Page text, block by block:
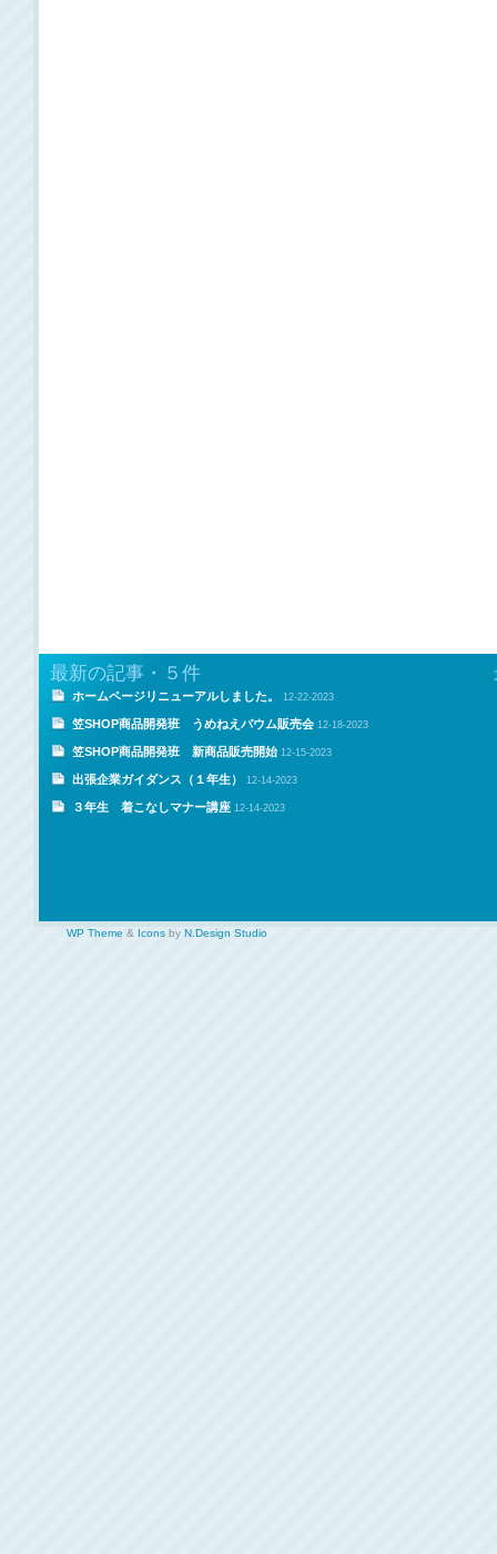
最新の記事・５件
ホームページリニューアルしました。 12-22-2023
笠SHOP商品開発班 うめねえバウム販売会 12-18-2023
笠SHOP商品開発班 新商品販売開始 12-15-2023
出張企業ガイダンス（１年生） 12-14-2023
３年生 着こなしマナー講座 12-14-2023
WP Theme & Icons by N.Design Studio